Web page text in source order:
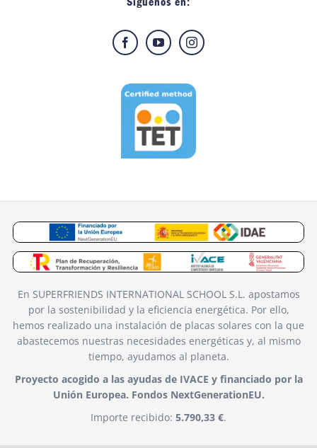
En SUPERFRIENDS INTERNATIONAL SCHOOL S.L. apostamos
por la sostenibilidad y la eficiencia energética. Por ello,
hemos realizado una instalación de placas solares con la que
abastecemos nuestras necesidades energéticas y, al mismo
tiempo, ayudamos al planeta.
Proyecto acogido a las ayudas de IVACE y financiado por la
Unión Europea. Fondos NextGenerationEU.
Importe recibido: 5.790,33 €.